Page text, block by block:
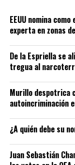
EEUU nomina
experta en zonas
De la Espriella se
tregua al
Murillo despotrica
autoincriminación
¿A quién debe su
Juan Sebastián